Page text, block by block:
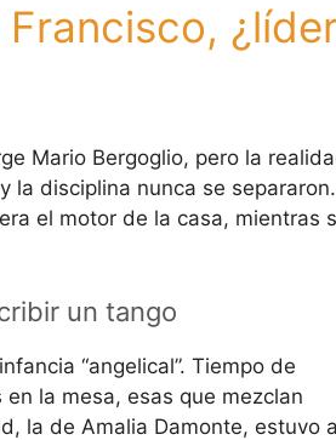
Mario Bergoglio, pero la
la disciplina nunca se separaron.
el motor de la casa, mientras
un tango
“angelical”. Tiempo de
la mesa, esas que mezclan
la de Amalia Damonte, estuvo a